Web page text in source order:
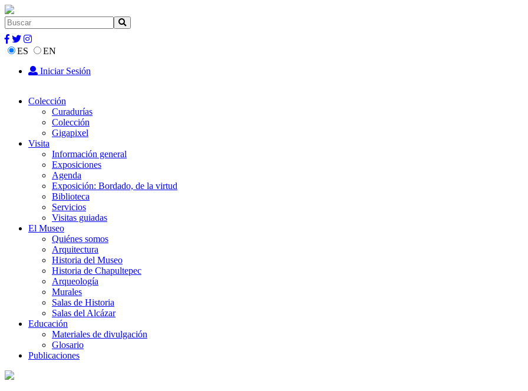
ES
EN
Iniciar Sesión
Colección
Curadurías
Colección
Gigapixel
Visita
Información general
Exposiciones
Agenda
Exposición: Bordado, de la virtud
Biblioteca
Servicios
Visitas guiadas
El Museo
Quiénes somos
Arquitectura
Historia del Museo
Historia de Chapultepec
Arqueología
Murales
Salas de Historia
Salas del Alcázar
Educación
Materiales de divulgación
Glosario
Publicaciones